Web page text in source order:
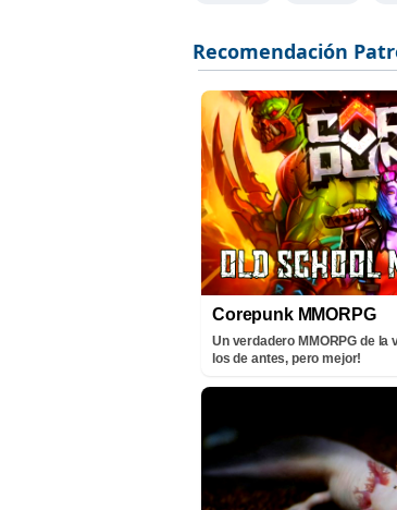
Corepunk MMORPG
Un verdadero MMORPG de la
los de antes, pero mejor!